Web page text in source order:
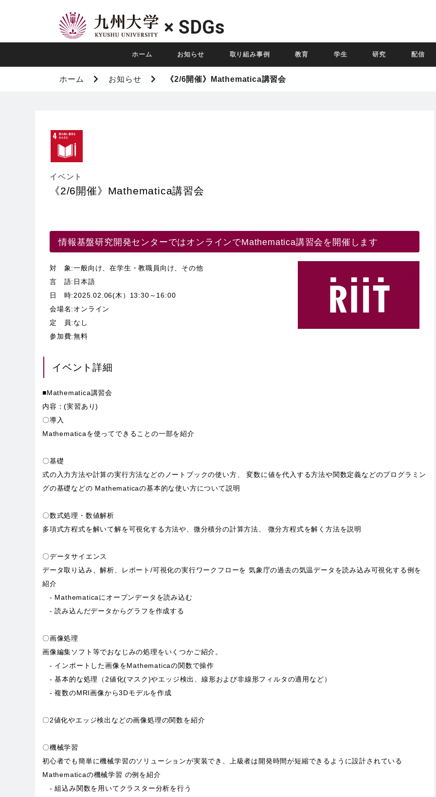
× SDGs
ホーム お知らせ 取り組み事例 教育 学生 研究 配信
ホーム お知らせ 《2/6開催》Mathematica講習会
イベント
《2/6開催》Mathematica講習会
情報基盤研究開発センターではオンラインでMathematica講習会を開催します
対 象:一般向け、在学生・教職員向け、その他
言 語:日本語
日 時:2025.02.06(木）13:30～16:00
会場名:オンライン
定 員:なし
参加費:無料
イベント詳細
■Mathematica講習会
内容：(実習あり)
〇導入
Mathematicaを使ってできることの一部を紹介
〇基礎
式の入力方法や計算の実行方法などのノートブックの使い方、 変数に値を代入する方法や関数定義などのプログラミン
グの基礎などの Mathematicaの基本的な使い方について説明
〇数式処理・数値解析
多項式方程式を解いて解を可視化する方法や、微分積分の計算方法、 微分方程式を解く方法を説明
〇データサイエンス
データ取り込み、解析、レポート/可視化の実行ワークフローを 気象庁の過去の気温データを読み込み可視化する例を
紹介
- Mathematicaにオープンデータを読み込む
- 読み込んだデータからグラフを作成する
〇画像処理
画像編集ソフト等でおなじみの処理をいくつかご紹介。
- インポートした画像をMathematicaの関数で操作
- 基本的な処理（2値化(マスク)やエッジ検出、線形および非線形フィルタの適用など）
- 複数のMRI画像から3Dモデルを作成
〇2値化やエッジ検出などの画像処理の関数を紹介
〇機械学習
初心者でも簡単に機械学習のソリューションが実装でき、上級者は開発時間が短縮できるように設計されている
Mathematicaの機械学習 の例を紹介
- 組込み関数を用いてクラスター分析を行う